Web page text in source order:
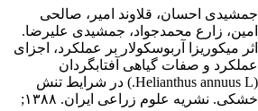
جمشیدی احسان، قلاوند امیر، صالحی
امین، زارع محمدجواد، جمشیدی علیرضا.
اثر میکوریزا آربوسکولار بر عملکرد، اجزای
عملکرد و صفات گیاهی آفتابگردان
(Helianthus annuus L.) در شرایط تنش
خشکی. نشریه علوم زراعی ایران. ۱۳۸۸;